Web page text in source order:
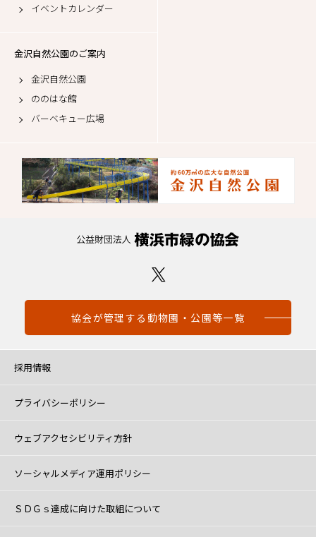
イベントカレンダー
金沢自然公園のご案内
金沢自然公園
ののはな館
バーベキュー広場
協会が管理する動物園・公園等一覧
採用情報
プライバシーポリシー
ウェブアクセシビリティ方針
ソーシャルメディア運用ポリシー
ＳＤＧｓ達成に向けた取組について